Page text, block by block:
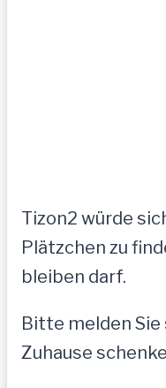
Tizon2 würde
Plätzchen zu
bleiben darf.
Bitte melden Sie
Zuhause